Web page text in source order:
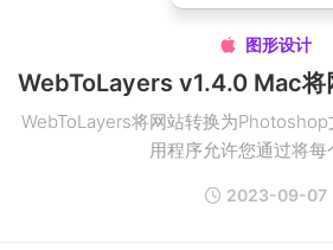
 图形设计
WebToLayers将网站转换为
用程序允许您通过将每
2023-09-07